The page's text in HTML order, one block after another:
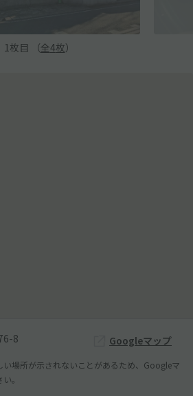
1 枚目 （全4枚）
8 Googleマップ
場所が示されないことがあるため、Googleマ
。